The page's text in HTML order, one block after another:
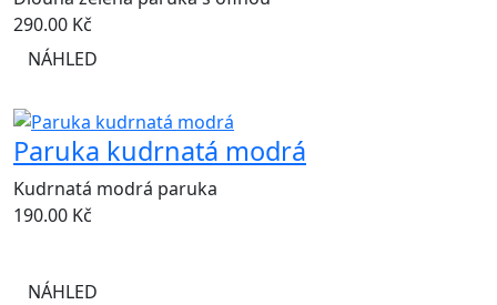
290.00 Kč
NÁHLED
Paruka kudrnatá modrá
Kudrnatá modrá paruka
190.00 Kč
NÁHLED